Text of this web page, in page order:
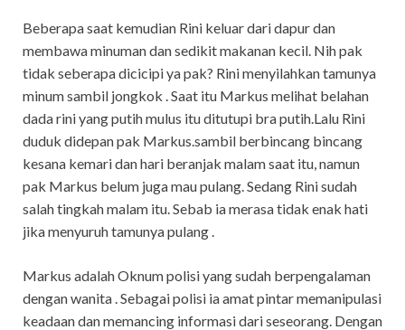
Beberapa saat kemudian Rini keluar dari dapur dan
membawa minuman dan sedikit makanan kecil. Nih pak
tidak seberapa dicicipi ya pak? Rini menyilahkan tamunya
minum sambil jongkok . Saat itu Markus melihat belahan
dada rini yang putih mulus itu ditutupi bra putih.Lalu Rini
duduk didepan pak Markus.sambil berbincang bincang
kesana kemari dan hari beranjak malam saat itu, namun
pak Markus belum juga mau pulang. Sedang Rini sudah
salah tingkah malam itu. Sebab ia merasa tidak enak hati
jika menyuruh tamunya pulang .
Markus adalah Oknum polisi yang sudah berpengalaman
dengan wanita . Sebagai polisi ia amat pintar memanipulasi
keadaan dan memancing informasi dari seseorang. Dengan